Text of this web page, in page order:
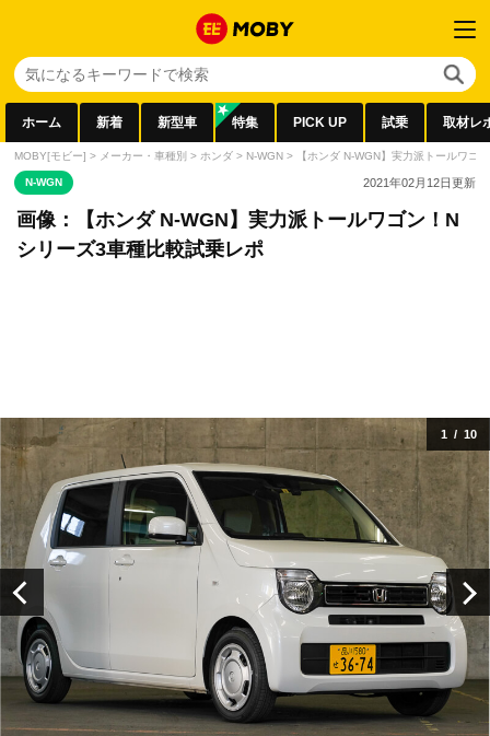
ホーム 新着 新型車 特集 PICK UP 試乗 取材レ
MOBY[モビー] > メーカー・車種別 > ホンダ > N-WGN > 【ホンダ N-WGN】実力派トールワゴ
N-WGN 2021年02月12日更新
画像：【ホンダ N-WGN】実力派トールワゴン！N
シリーズ3車種比較試乗レポ
1 / 10